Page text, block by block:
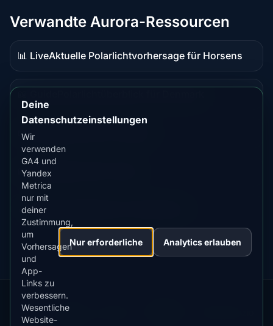
Verwandte Aurora-Ressourcen
📊 Live
Live-
Aktuelle Polarlichtvorhersage für Horsens
Guide-
Inhalt
📖 Guide
Guide-
Inhalt
📖 Guide
Guide-
Inhalt
⭐ Premium
Premium-
Ziel
Our
Apps:
Snow
Forecast
Deine
Datenschutzeinstellungen
Wir
verwenden
GA4 und
Yandex
Metrica
nur mit
deiner
Zustimmung,
um
Vorhersagen
und
App-
Links zu
verbessern.
Wesentliche
Website-
Nur erforderliche Analytics erlauben